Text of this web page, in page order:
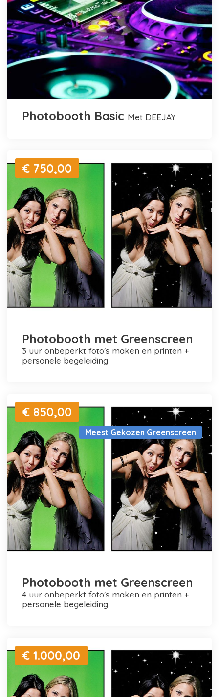
Photobooth Basic met DEEJAY
€ 750,00
Photobooth met Greenscreen
3 uur onbeperkt foto's maken en printen +
personele begeleiding
Meest Gekozen Greenscreen
€ 850,00
Photobooth met Greenscreen
4 uur onbeperkt foto's maken en printen +
personele begeleiding
€ 1.000,00